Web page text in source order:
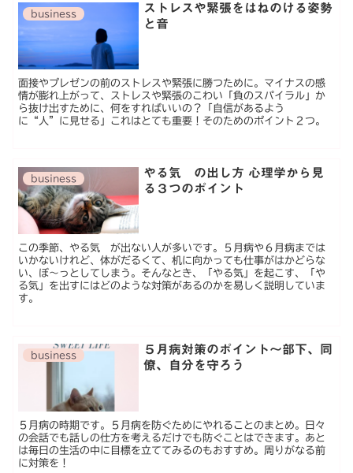
business
ストレスや緊張をはねのける姿勢
と音
面接やプレゼンの前のストレスや緊張に勝つために。マイナスの感
情が膨れ上がって、ストレスや緊張のこわい「負のスパイラル」か
ら抜け出すために、何をすればいいの？「自信があるよう
に“人”に見せる」これはとても重要！そのためのポイント２つ。
business
やる気 の出し方 心理学から見
る３つのポイント
この季節、やる気 が出ない人が多いです。５月病や６月病までは
いかないけれど、体がだるくて、机に向かっても仕事がはかどらな
い、ぼ〜っとしてしまう。そんなとき、「やる気」を起こす、「や
る気」を出すにはどのような対策があるのかを易しく説明していま
す。
business
５月病対策のポイント〜部下、同
僚、自分を守ろう
５月病の時期です。５月病を防ぐためにやれることのまとめ。日々
の会話でも話しの仕方を考えるだけでも防ぐことはできます。あと
は毎日の生活の中に目標を立ててみるのもおすすめ。周りがなる前
に対策を！